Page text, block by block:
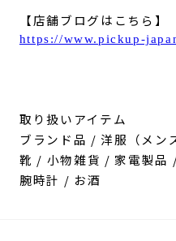
【店舗ブログはこちら】
https://www.pickup-
取り扱いアイテム
ブランド品 / 洋服（メン
靴 / 小物雑貨 / 家電製
腕時計 / お酒